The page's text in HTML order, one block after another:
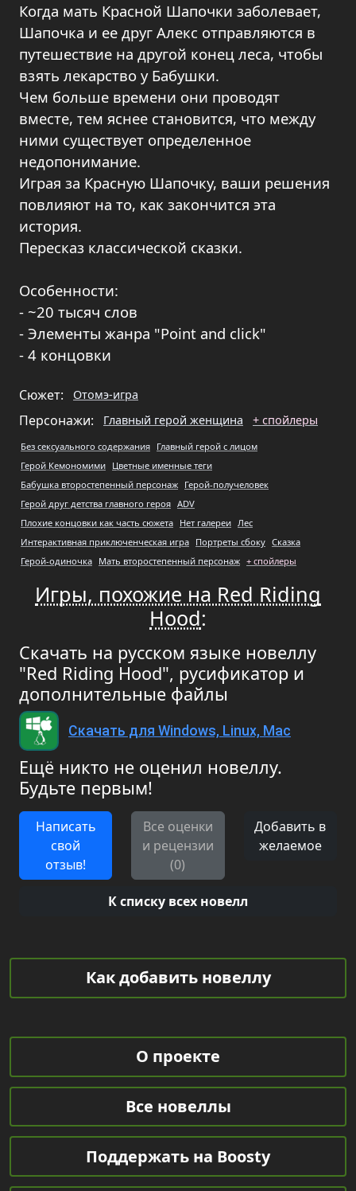
Когда мать Красной Шапочки заболевает,
Шапочка и ее друг Алекс отправляются в
путешествие на другой конец леса, чтобы
взять лекарство у Бабушки.
Чем больше времени они проводят
вместе, тем яснее становится, что между
ними существует определенное
недопонимание.
Играя за Красную Шапочку, ваши решения
повлияют на то, как закончится эта
история.
Пересказ классической сказки.
Особенности:
- ~20 тысяч слов
- Элементы жанра "Point and click"
- 4 концовки
Сюжет: Отомэ-игра
Персонажи: Главный герой женщина + спойлеры
Без сексуального содержания Главный герой с лицом
Герой Кемономими Цветные именные теги
Бабушка второстепенный персонаж Герой-получеловек
Герой друг детства главного героя ADV
Плохие концовки как часть сюжета Нет галереи Лес
Интерактивная приключенческая игра Портреты сбоку Сказка
Герой-одиночка Мать второстепенный персонаж + спойлеры
Игры, похожие на Red Riding
Hood:
Скачать на русском языке новеллу
"Red Riding Hood", русификатор и
дополнительные файлы
Скачать для Windows, Linux, Mac
Ещё никто не оценил новеллу.
Будьте первым!
Написать
свой
отзыв!
Все оценки
и рецензии
(0)
Добавить в
желаемое
К списку всех новелл
Как добавить новеллу
О проекте
Все новеллы
Поддержать на Boosty